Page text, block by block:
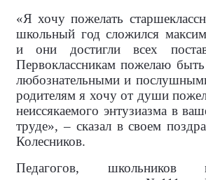
«Я хочу пожелать
школьный год сложился
и они достигли всех
Первоклассникам пожелаю быть
любознательными и
родителям я хочу от души
неиссякаемого энтузиазма в
труде», – сказал в своем
Колесников.
Педагогов, школьников